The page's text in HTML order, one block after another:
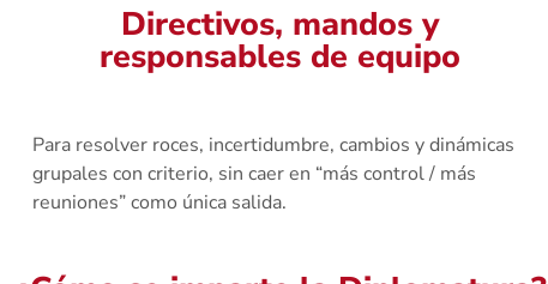
Directivos, mandos y
responsables de equipo
Para resolver roces, incertidumbre, cambios y dinámicas
grupales con criterio, sin caer en “más control / más
reuniones” como única salida.